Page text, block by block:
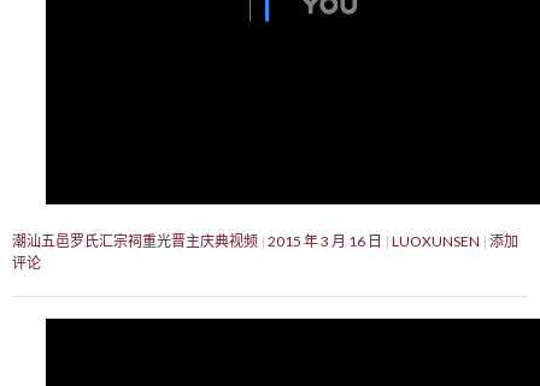
潮汕五邑罗氏汇宗祠重光晋主庆典视频 2015 年 3 月 16 日 LUOXUNSEN 添加
评论